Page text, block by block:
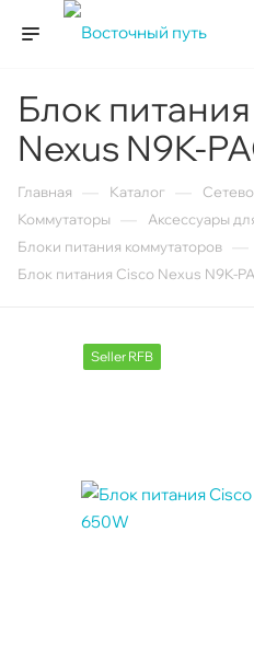
Блок
Nexus N9K-
Главная Каталог
Коммутаторы Аксессуары
Блоки питания коммутаторов
Блок питания Cisco Nexus N9K-
Seller RFB